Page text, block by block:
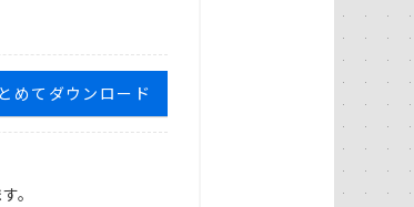
めてダウンロード
。